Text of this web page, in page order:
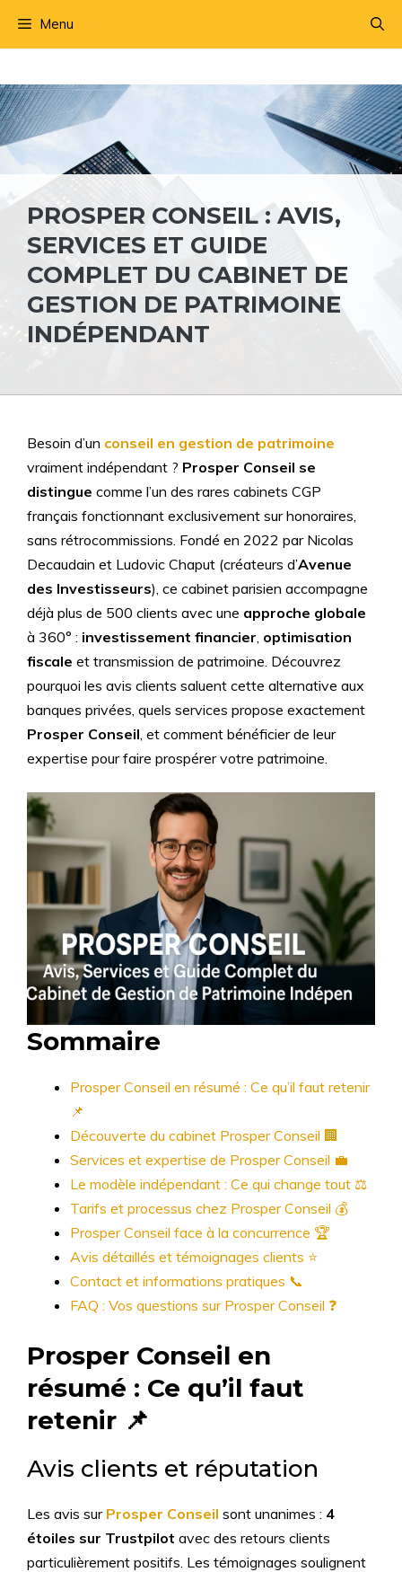
Menu
PROSPER CONSEIL : AVIS,
SERVICES ET GUIDE
COMPLET DU CABINET DE
GESTION DE PATRIMOINE
INDÉPENDANT
Besoin d’un conseil en gestion de patrimoine
vraiment indépendant ? Prosper Conseil se
distingue comme l’un des rares cabinets CGP
français fonctionnant exclusivement sur honoraires,
sans rétrocommissions. Fondé en 2022 par Nicolas
Decaudain et Ludovic Chaput (créateurs d’Avenue
des Investisseurs), ce cabinet parisien accompagne
déjà plus de 500 clients avec une approche globale
à 360° : investissement financier, optimisation
fiscale et transmission de patrimoine. Découvrez
pourquoi les avis clients saluent cette alternative aux
banques privées, quels services propose exactement
Prosper Conseil, et comment bénéficier de leur
expertise pour faire prospérer votre patrimoine.
Sommaire
Prosper Conseil en résumé : Ce qu’il faut retenir
📌
Découverte du cabinet Prosper Conseil 🏢
Services et expertise de Prosper Conseil 💼
Le modèle indépendant : Ce qui change tout ⚖️
Tarifs et processus chez Prosper Conseil 💰
Prosper Conseil face à la concurrence 🏆
Avis détaillés et témoignages clients ⭐
Contact et informations pratiques 📞
FAQ : Vos questions sur Prosper Conseil ❓
Prosper Conseil en
résumé : Ce qu’il faut
retenir 📌
Avis clients et réputation
Les avis sur Prosper Conseil sont unanimes : 4
étoiles sur Trustpilot avec des retours clients
particulièrement positifs. Les témoignages soulignent